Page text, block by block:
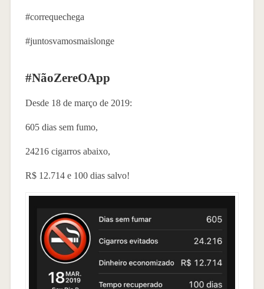
#correquechega
#juntosvamosmaislonge
#NãoZereOApp
Desde 18 de março de 2019:
605 dias sem fumo,
24216 cigarros abaixo,
R$ 12.714 e 100 dias salvo!